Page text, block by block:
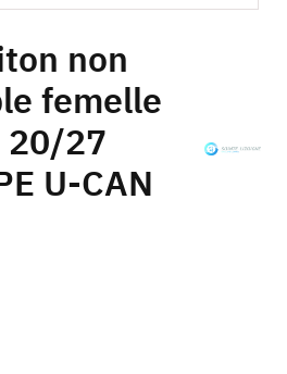
non
femelle
20/27
U-CAN